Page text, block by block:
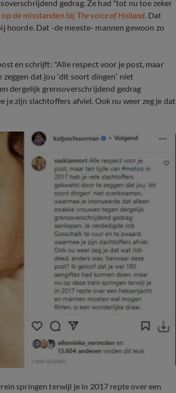
gedrag. Ze had "tot nu toe zeker
de misstanden bij The voice of Holland. Dat
hoorde. Dat -de meeste- mannen gewoon zo
en schrijft: "Alle respect voor je post, maar
dat jou ‘dit soort dingen’ niet
dergelijk grensoverschrijdend gedrag
je zijn slachtoffers afviel. Ook nu weer zeg je dat
springen terwijl je in 2017 repte over een